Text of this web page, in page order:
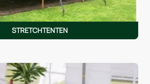
STRETCHTENTEN